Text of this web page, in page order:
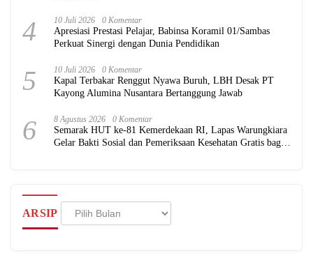
4 10 Juli 2026 0 Komentar
Apresiasi Prestasi Pelajar, Babinsa Koramil 01/Sambas
Perkuat Sinergi dengan Dunia Pendidikan
5 10 Juli 2026 0 Komentar
Kapal Terbakar Renggut Nyawa Buruh, LBH Desak PT
Kayong Alumina Nusantara Bertanggung Jawab
6 8 Agustus 2026 0 Komentar
Semarak HUT ke-81 Kemerdekaan RI, Lapas Warungkiara
Gelar Bakti Sosial dan Pemeriksaan Kesehatan Gratis bagi
ARSIP
Arsip